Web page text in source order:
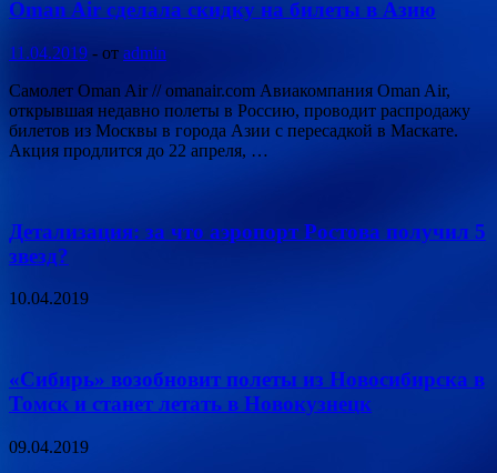
Oman Air сделала скидку на билеты в Азию
11.04.2019 - от admin
Самолет Oman Air // omanair.com Авиакомпания Oman Air,
открывшая недавно полеты в Россию, проводит распродажу
билетов из Москвы в города Азии с пересадкой в Маскате.
Акция продлится до 22 апреля, …
Детализация: за что аэропорт Ростова получил 5
звезд?
10.04.2019
«Сибирь» возобновит полеты из Новосибирска в
Томск и станет летать в Новокузнецк
09.04.2019